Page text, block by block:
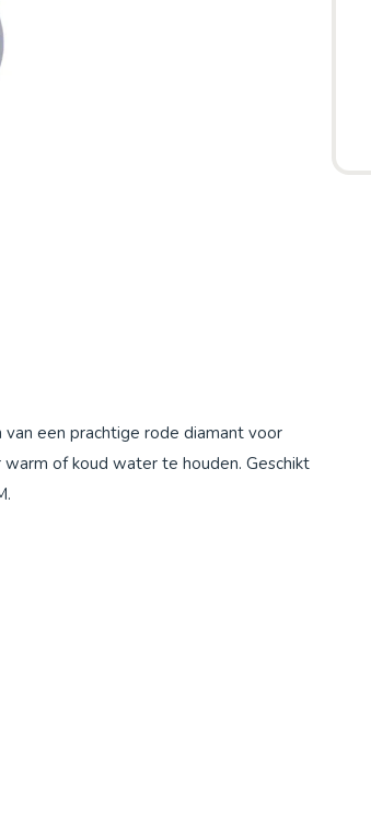
een prachtige rode diamant voor
of koud water te houden. Geschikt